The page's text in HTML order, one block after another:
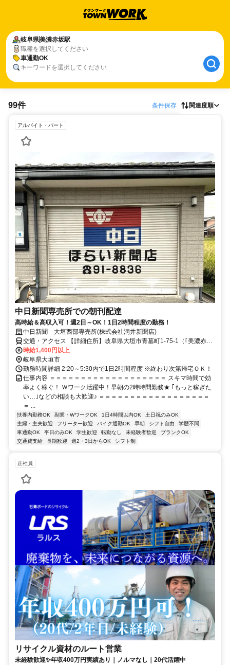
岐阜県美濃赤坂駅
職種を選択してください
車通勤OK
キーワードを選択してください
99件 条件保存 関連度順
アルバイト・パート
中日新聞専売所での朝刊配達
高時給＆高収入可！週2日～OK！1日2時間程度の勤務！
中日新聞 大垣西部専売所(株式会社洞井新聞店)
交通・アクセス 【詳細住所】岐阜県大垣市青墓町1-75-1（｢美濃赤坂
駅｣より車で5分※車通勤可）
時給1,400円以上
岐阜県大垣市
勤務時間詳細 2:20～5:30内で1日2時間程度 ※終わり次第帰宅ＯＫ！
仕事内容 ＝＝＝＝＝＝＝＝＝＝＝＝＝＝＝＝＝＝＝ スキマ時間で効
率よく稼ぐ！ Ｗワーク活躍中！早朝の2時時間勤務★ ｢もっと稼ぎた
い…｣などの相談も大歓迎♪ ＝＝＝＝＝＝＝＝＝＝＝＝＝＝＝＝＝＝
＝ ...
扶養内勤務OK 副業・WワークOK 1日4時間以内OK
土日祝のみOK
主婦・主夫歓迎
フリーター歓迎 バイク通勤OK 早朝 シフト自由
学歴不問
車通勤OK
平日のみOK 学生歓迎 転勤なし 未経験者歓迎
ブランクOK
交通費支給
長期歓迎 週2・3日からOK シフト制
正社員
リサイクル資材のルート営業
未経験歓迎✨年収400万円実績あり｜ノルマなし｜20代活躍中